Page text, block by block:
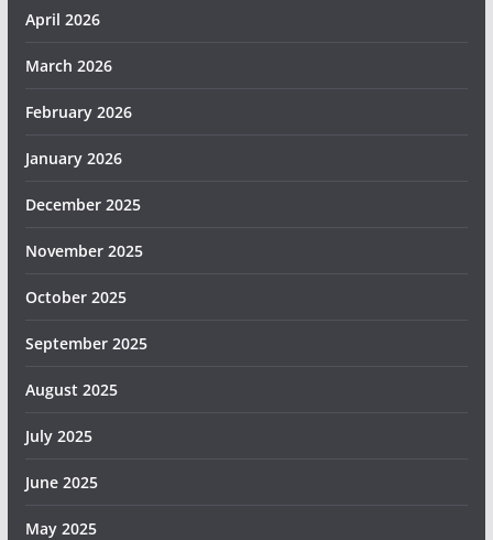
April 2026
March 2026
February 2026
January 2026
December 2025
November 2025
October 2025
September 2025
August 2025
July 2025
June 2025
May 2025